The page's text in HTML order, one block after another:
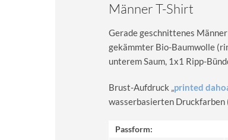
Männer T-Shirt
Gerade geschnittenes
gekämmter Bio-Baumwolle
unterem Saum, 1x1 Ripp-
Brust-Aufdruck „printed
wasserbasierten
Passform: